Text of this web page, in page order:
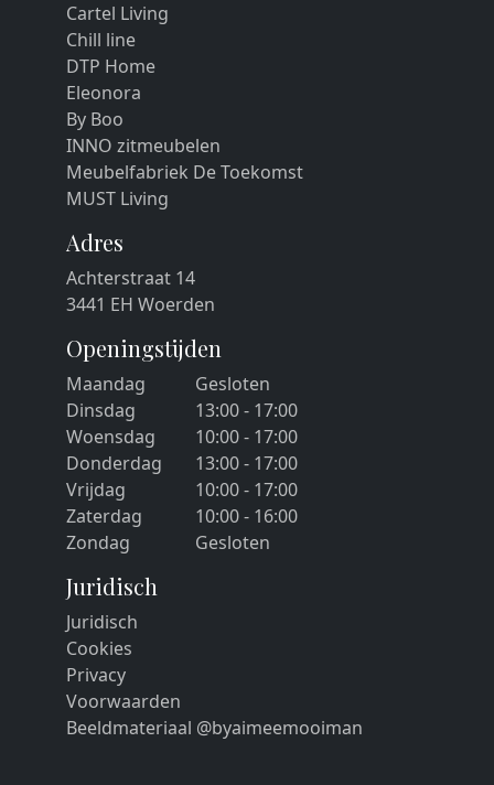
Cartel Living
Chill line
DTP Home
Eleonora
By Boo
INNO zitmeubelen
Meubelfabriek De Toekomst
MUST Living
Adres
Achterstraat 14
3441 EH Woerden
Openingstijden
Maandag
Gesloten
Dinsdag
13:00 - 17:00
Woensdag
10:00 - 17:00
Donderdag
13:00 - 17:00
Vrijdag
10:00 - 17:00
Zaterdag
10:00 - 16:00
Zondag
Gesloten
Juridisch
Juridisch
Cookies
Privacy
Voorwaarden
Beeldmateriaal @byaimeemooiman